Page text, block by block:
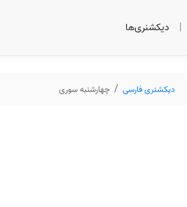
| دیکشنری‌ها
دیکشنری فارسی چهارشنبه سوری